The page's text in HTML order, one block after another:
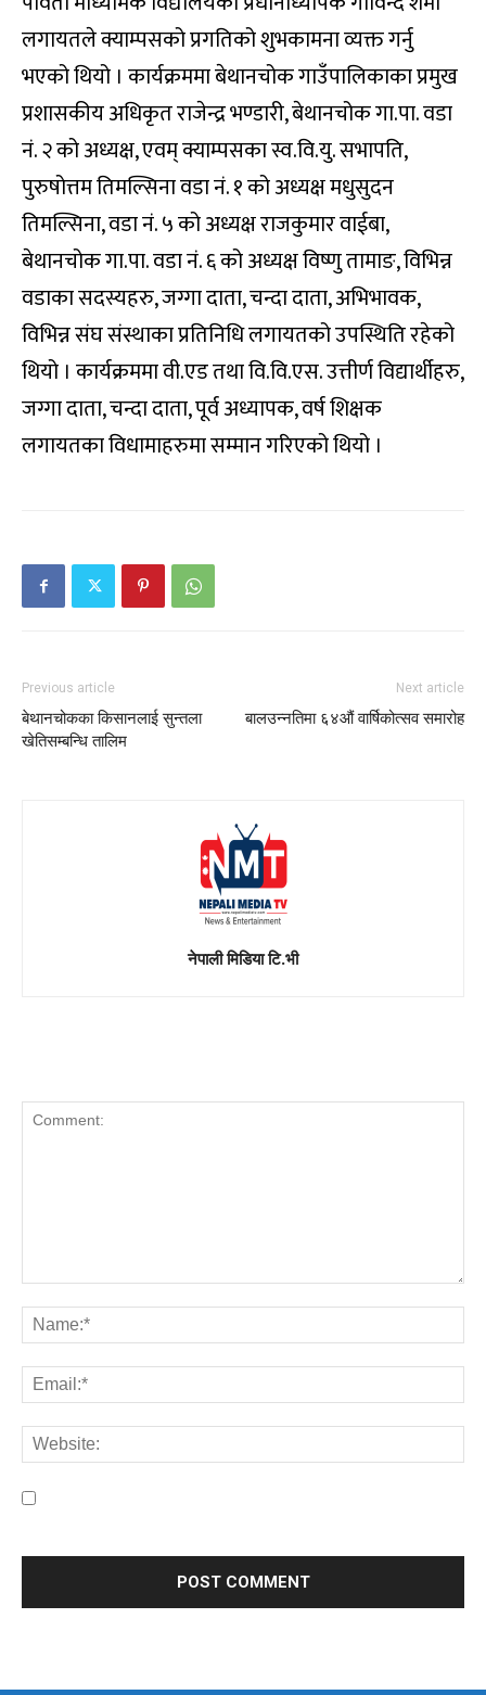
लगायतले क्याम्पसको प्रगतिको शुभकामना व्यक्त गर्नु
भएको थियो । कार्यक्रममा बेथानचोक गाउँपालिकाका प्रमुख
प्रशासकीय अधिकृत राजेन्द्र भण्डारी, बेथानचोक गा.पा. वडा
नं. २ को अध्यक्ष, एवम् क्याम्पसका स्व.वि.यु. सभापति,
पुरुषोत्तम तिमल्सिना वडा नं. १ को अध्यक्ष मधुसुदन
तिमल्सिना, वडा नं. ५ को अध्यक्ष राजकुमार वाईबा,
बेथानचोक गा.पा. वडा नं. ६ को अध्यक्ष विष्णु तामाङ, विभिन्न
वडाका सदस्यहरु, जग्गा दाता, चन्दा दाता, अभिभावक,
विभिन्न संघ संस्थाका प्रतिनिधि लगायतको उपस्थिति रहेको
थियो । कार्यक्रममा वी.एड तथा वि.वि.एस. उत्तीर्ण विद्यार्थीहरु,
जग्गा दाता, चन्दा दाता, पूर्व अध्यापक, वर्ष शिक्षक
लगायतका विधामाहरुमा सम्मान गरिएको थियो ।
Previous article
बेथानचोकका किसानलाई सुन्तला
खेतिसम्बन्धि तालिम
Next article
बालउन्नतिमा ६४औं वार्षिकोत्सव समारोह
नेपाली मिडिया टि.भी